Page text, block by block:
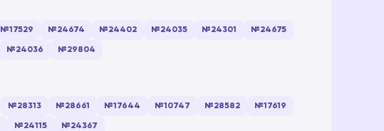
№17529 №24674 №24402 №24035 №24301 №24675
№24036 №29804
№28313 №28661 №17644 №10747 №28582 №17619
№24115 №24367